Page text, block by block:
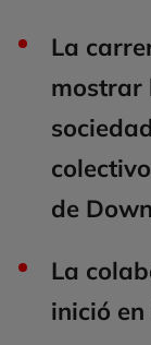
La
mostrar
de
La
inició en